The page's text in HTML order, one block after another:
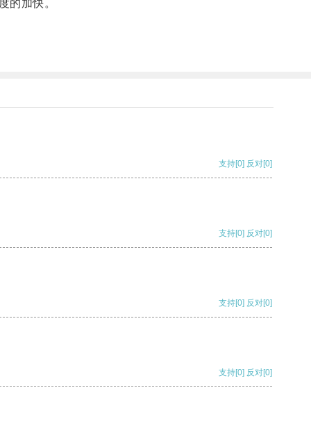
的加快。
支持[0] 反对[0]
支持[0] 反对[0]
支持[0] 反对[0]
支持[0] 反对[0]